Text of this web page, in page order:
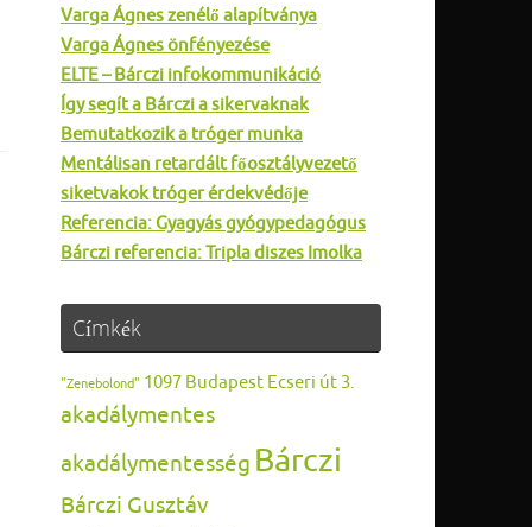
Varga Ágnes zenélő alapítványa
Varga Ágnes önfényezése
ELTE – Bárczi infokommunikáció
Így segít a Bárczi a sikervaknak
Bemutatkozik a tróger munka
Mentálisan retardált főosztályvezető
siketvakok tróger érdekvédője
Referencia: Gyagyás gyógypedagógus
Bárczi referencia: Tripla diszes Imolka
Címkék
"Zenebolond" 1097 Budapest Ecseri út 3.
akadálymentes
akadálymentesség Bárczi
Bárczi Gusztáv